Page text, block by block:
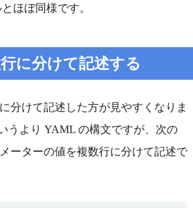
ほぼ同様です。
に分けて記述する
分けて記述した方が見やすくなりま
うより YAML の構文ですが、次の
ーターの値を複数行に分けて記述で